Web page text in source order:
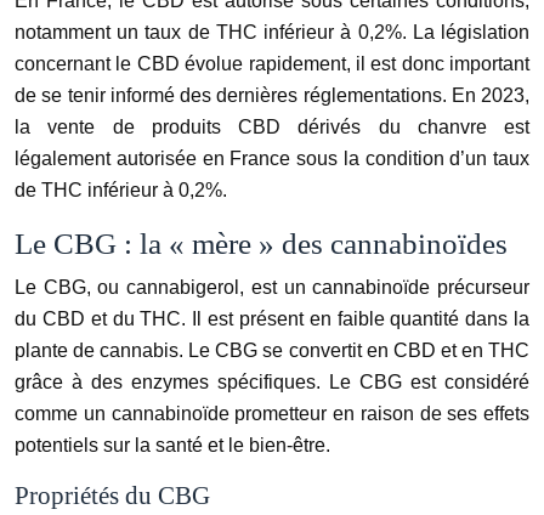
notamment un taux de THC inférieur à 0,2%. La législation
concernant le CBD évolue rapidement, il est donc important
de se tenir informé des dernières réglementations. En 2023,
la vente de produits CBD dérivés du chanvre est
légalement autorisée en France sous la condition d’un taux
de THC inférieur à 0,2%.
Le CBG : la « mère » des cannabinoïdes
Le CBG, ou cannabigerol, est un cannabinoïde précurseur
du CBD et du THC. Il est présent en faible quantité dans la
plante de cannabis. Le CBG se convertit en CBD et en THC
grâce à des enzymes spécifiques. Le CBG est considéré
comme un cannabinoïde prometteur en raison de ses effets
potentiels sur la santé et le bien-être.
Propriétés du CBG